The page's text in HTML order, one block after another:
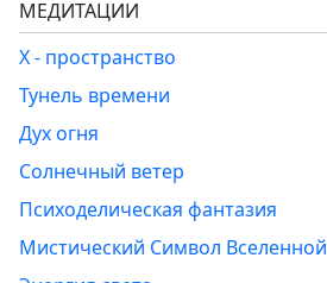
МЕДИТАЦИИ
Х - пространство
Тунель времени
Дух огня
Солнечный ветер
Психоделическая фантазия
Мистический Символ Вселенной